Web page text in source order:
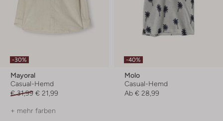
-30%
Mayoral
Casual-Hemd
€ 31,99 € 21,99
+ mehr farben
-40%
Molo
Casual-Hemd
Ab € 28,99